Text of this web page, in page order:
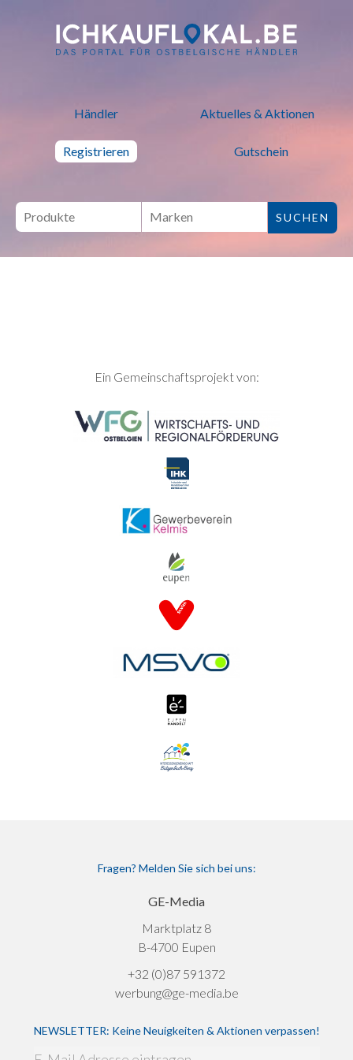
ich kauf lokal - Bei lokalen
Händler Aktuelles & Aktionen
Registrieren Gutschein
SEITENFUSSEin Gemeinschaftsprojekt von:
Fragen? Melden Sie sich bei uns:
GE-Media
Marktplatz 8
B-4700 Eupen
+32 (0)87 591372
werbung@ge-media.be
NEWSLETTER: Keine Neuigkeiten & Aktionen verpassen!